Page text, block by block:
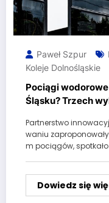
Paweł Szpur
Koleje Dolnośląskie
Pociągi
Śląsku? Trzech
Partnerstwo
waniu
m pociągów,
Dowiedz się